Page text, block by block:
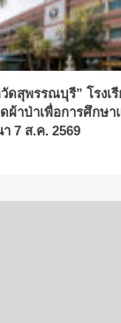
วัดสุพรรณบุรี” โรงเ
ผ้าป่าเพื่อการศึกษา
7 ส.ค. 2569